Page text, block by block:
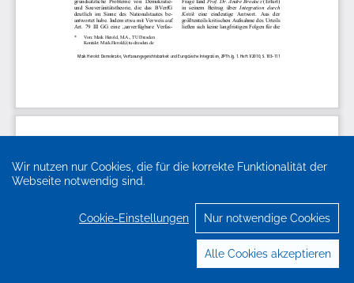
Wir nutzen nur Cookies, die für die korrekte Funktionalität der
Webseite notwendig sind.
Cookie-Einstellungen Nur notwendige Cookies
Alle Cookies akzeptieren